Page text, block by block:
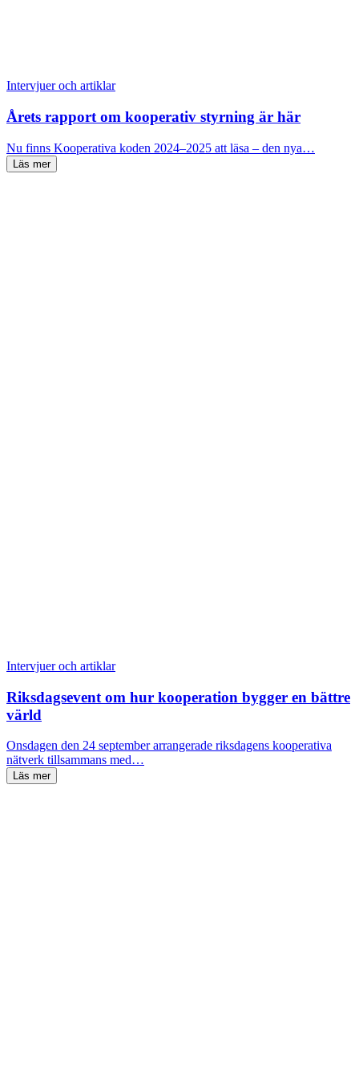
Intervjuer och artiklar
Årets rapport om kooperativ styrning är här
Nu finns Kooperativa koden 2024–2025 att läsa – den nya…
Läs mer
Intervjuer och artiklar
Riksdagsevent om hur kooperation bygger en bättre
värld
Onsdagen den 24 september arrangerade riksdagens kooperativa
nätverk tillsammans med…
Läs mer